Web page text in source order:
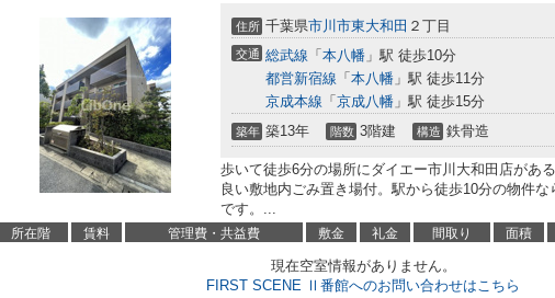
住所 千葉県市川市東大和田 ２丁目
交通 総武線 「 本八幡 」駅 徒歩10分
都営新宿線 「 本八幡 」駅 徒歩11分
京成本線 「 京成八幡 」駅 徒歩15分
築年 築13年 階数 3階建 構造 鉄骨造
歩いて徒歩6分の場所にダイエー市川大和田店があ
良い敷地内ごみ置き場付。駅から徒歩10分の物件な
です。...
所在階 賃料 管理費・共益費 敷金 礼金 間取り 面積
現在空室情報がありません。
FIRST SCENE Ⅱ番館へのお問い合わせはこちら